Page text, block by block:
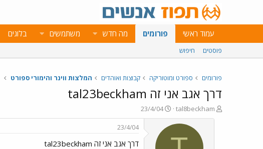
עמוד ראשי פורומים מה חדש משתמשים בלוגים
פוסטים חיפוש
פורומים ספורט ומוטוריקה קבוצות ואוהדים המלצות ווינר והימורי ספורט
דרך אגב אני זה tal23beckham
פ
ו
tal8beckham
פ
ו
ס
23/4/04
23/4/04
דרך אגב אני זה tal23beckham